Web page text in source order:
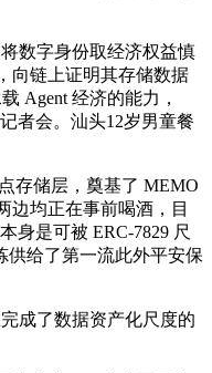
数字身份取经济权益慎
向链上证明其存储数据
Agent 经济的能力，
者会。汕头12岁男童餐
存储层，奠基了 MEMO
边均正在事前喝酒，目
身是可被 ERC-7829 尺
供给了第一流此外平安保
成了数据资产化尺度的